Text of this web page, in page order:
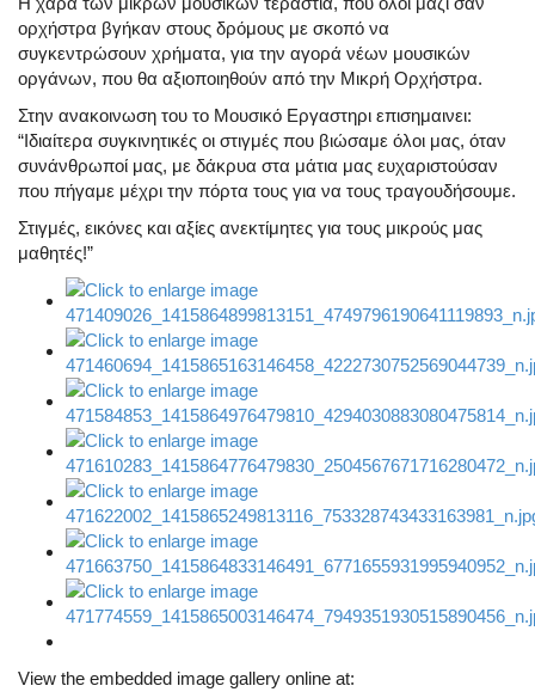
ορχήστρα βγήκαν στους δρόμους με σκοπό να
συγκεντρώσουν χρήματα, για την αγορά νέων μουσικών
οργάνων, που θα αξιοποιηθούν από την Μικρή Ορχήστρα.
Στην ανακοινωση του το Μουσικό Εργαστηρι επισημαινει:
“Ιδιαίτερα συγκινητικές οι στιγμές που βιώσαμε όλοι μας, όταν
συνάνθρωποί μας, με δάκρυα στα μάτια μας ευχαριστούσαν
που πήγαμε μέχρι την πόρτα τους για να τους τραγουδήσουμε.
Στιγμές, εικόνες και αξίες ανεκτίμητες για τους μικρούς μας
μαθητές!”
View the embedded image gallery online at: